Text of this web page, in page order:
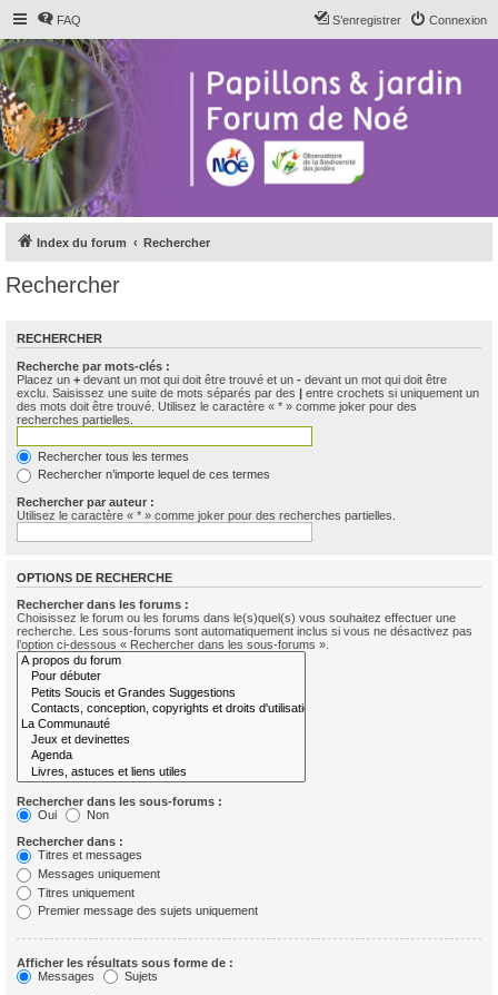
FAQ Connexion
S’enregistrer
Index du forum Rechercher
Rechercher
RECHERCHER
Recherche par mots-clés :
Placez un + devant un mot qui doit être trouvé et un - devant un mot qui doit être
exclu. Saisissez une suite de mots séparés par des | entre crochets si uniquement un
des mots doit être trouvé. Utilisez le caractère « * » comme joker pour des
recherches partielles.
Rechercher tous les termes
Rechercher n’importe lequel de ces termes
Rechercher par auteur :
Utilisez le caractère « * » comme joker pour des recherches partielles.
OPTIONS DE RECHERCHE
Rechercher dans les forums :
Choisissez le forum ou les forums dans le(s)quel(s) vous souhaitez effectuer une
recherche. Les sous-forums sont automatiquement inclus si vous ne désactivez pas
l’option ci-dessous « Rechercher dans les sous-forums ».
Rechercher dans les sous-forums :
Oui
Non
Rechercher dans :
Titres et messages
Messages uniquement
Titres uniquement
Premier message des sujets uniquement
Afficher les résultats sous forme de :
Messages
Sujets